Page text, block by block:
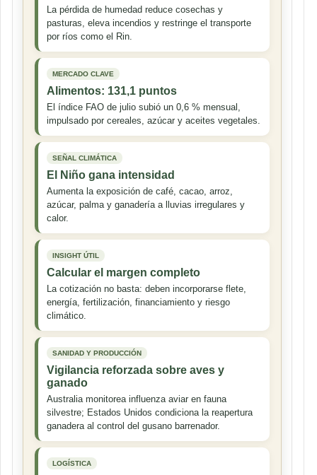
La pérdida de humedad reduce cosechas y
pasturas, eleva incendios y restringe el transporte
por ríos como el Rin.
MERCADO CLAVE
Alimentos: 131,1 puntos
El índice FAO de julio subió un 0,6 % mensual,
impulsado por cereales, azúcar y aceites vegetales.
SEÑAL CLIMÁTICA
El Niño gana intensidad
Aumenta la exposición de café, cacao, arroz,
azúcar, palma y ganadería a lluvias irregulares y
calor.
INSIGHT ÚTIL
Calcular el margen completo
La cotización no basta: deben incorporarse flete,
energía, fertilización, financiamiento y riesgo
climático.
SANIDAD Y PRODUCCIÓN
Vigilancia reforzada sobre aves y
ganado
Australia monitorea influenza aviar en fauna
silvestre; Estados Unidos condiciona la reapertura
ganadera al control del gusano barrenador.
LOGÍSTICA